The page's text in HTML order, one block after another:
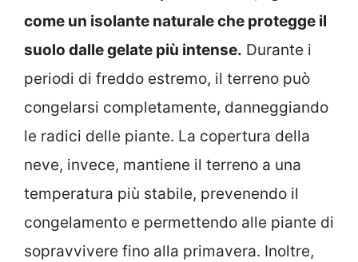
come un isolante naturale che protegge il
suolo dalle gelate più intense. Durante i
periodi di freddo estremo, il terreno può
congelarsi completamente, danneggiando
le radici delle piante. La copertura della
neve, invece, mantiene il terreno a una
temperatura più stabile, prevenendo il
congelamento e permettendo alle piante di
sopravvivere fino alla primavera. Inoltre,